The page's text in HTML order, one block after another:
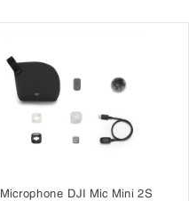
Microphone DJI Mic Mini 2S